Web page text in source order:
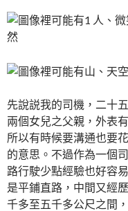
先說説我的司機，二十
兩個女兒之父親，外表
所以有時候要溝通也要
的意思。不過作為一個
路行駛少點經驗也好容
是平鋪直路，中間又經
千多至五千多公尺之間